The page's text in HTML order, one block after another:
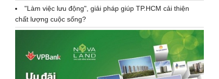
"Làm việc lưu động", giải pháp giúp TP.HCM cải thiện
chất lượng cuộc sống?